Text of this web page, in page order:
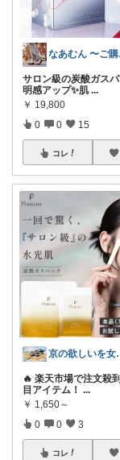
な
サロン級の炭酸ガス
明感アップ✨肌 ...
￥ 19,800
0 0 15
コレ
京の
🔥 楽天市場で注文殺
目アイテム！ ...
￥ 1,650～
0 0 3
コレ